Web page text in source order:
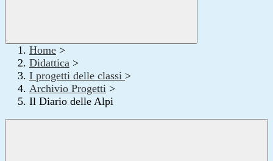
Home >
Didattica >
I progetti delle classi >
Archivio Progetti >
Il Diario delle Alpi